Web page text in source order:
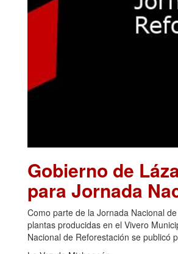
Gobierno de
para Jornada
Como parte de la Jornada Nacional
plantas producidas en el Vivero
Nacional de Reforestación se publicó